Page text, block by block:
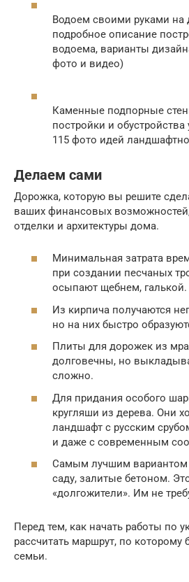
Водоем своими руками на
подробное описание
водоема, варианты
фото и видео)
Каменные подпорные
постройки и
115 фото идей
Делаем сами
Дорожка, которую вы решите
ваших финансовых возможностей,
отделки и архитектуры дома.
Минимальная затрата
при создании песчаных
осыпают щебнем, галькой.
Из кирпича получаются
но на них быстро
Плиты для дорожек из
долговечны, но
сложно.
Для придания особого
кругляши из дерева. Они
ландшафт с русским
и даже с современным
Самым лучшим вариантом
саду, залитые бетоном.
«долгожители». Им не
Перед тем, как начать работы по
рассчитать маршрут, по которому
семьи.